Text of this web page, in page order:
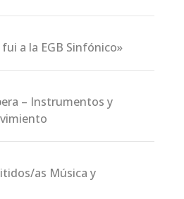
a la EGB Sinfónico»
– Instrumentos y
as Música y